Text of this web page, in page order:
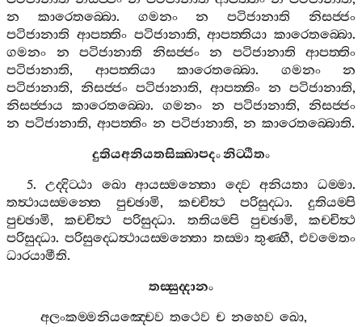
න
කාරෙතබ‍්බො. ගමනං න පටිජානාති
නිසජ‍්ජං
පටිජානාති ආපත‍්තිං පටිජානාති,ආපත‍්තියා කාරෙතබ‍්බො.
ගමනං
න පටිජානාති නිසජ‍්ජං න පටිජානාති
ආපත‍්තිං
පටිජානාති, ආපත‍්තියා කාරෙතබ‍්බො. ගමනං
න
පටිජානාති, නිසජ‍්ජං පටිජානාති, ආපත‍්තිං න පටිජානාති,
නිසජ‍්ජාය
කාරෙතබ‍්බො.ගමනං න පටිජානාති,නිසජ‍්ජං
න පටිජානාති, ආපත‍්තිං න පටිජානාති, න කාරෙතබ‍්බොති.
දුතියඅනියතසික‍්ඛාපදංනිට‍්ඨිතං
5.උද‍්දිට‍්ඨා ඛො ආයස‍්මන‍්තො ද‍්වෙ අනියතා ධම‍්මා.
තත්‍ථායස‍්මන‍්තෙ
පුච‍්ඡාමි, කච‍්චිත්‍ථ පරිසුද‍්ධා. දුතියම‍්පි
පුච‍්ඡාමි,කච‍්චිත්‍ථ පරිසුද‍්ධා. තතියම‍්පි පුච‍්ඡාමි,කච‍්චිත්‍ථ
පරිසුද‍්ධා.පරිසුද‍්ධෙත්‍ථායස‍්මන‍්තො තස‍්මා තුණ‍්හී, එවමෙතං
ධාරයාමීති.
තස‍්සුද‍්දානං
අලංකම‍්මනියඤ‍්චෙව තථෙව ච නහෙව ඛො,